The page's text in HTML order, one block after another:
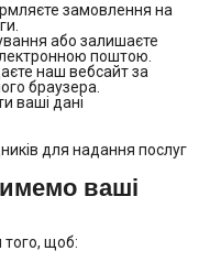
замовлення на
або залишаєте
поштою.
наш вебсайт за
браузера.
ваші дані
для надання послуг
ваші
того, щоб: